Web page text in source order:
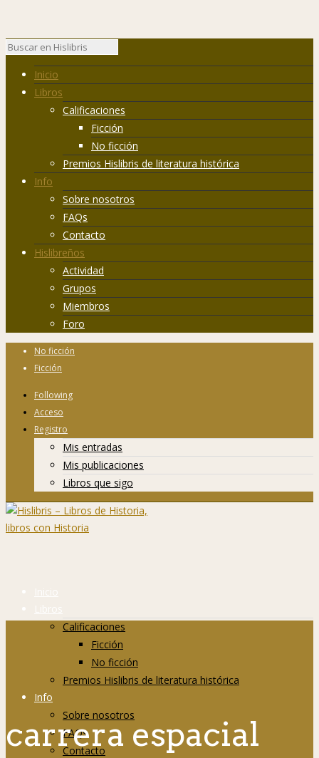
Inicio
Libros
Calificaciones
Ficción
No ficción
Premios Hislibris de literatura histórica
Info
Sobre nosotros
FAQs
Contacto
Hislibreños
Actividad
Grupos
Miembros
Foro
No ficción
Ficción
Following
Acceso
Registro
Mis entradas
Mis publicaciones
Libros que sigo
Inicio
Libros
Calificaciones
Ficción
No ficción
Premios Hislibris de literatura histórica
Info
Sobre nosotros
FAQs
Contacto
carrera espacial